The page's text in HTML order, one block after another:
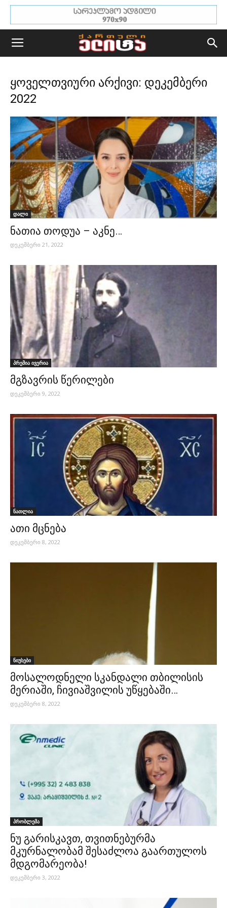
ყოველთვიური არქივი: დეკემბერი
2022
დალი
ნათია თოდუა – აკნე…
დეკემბერი 21, 2022
პრემია ივერია
მგზავრის წერილები
დეკემბერი 9, 2022
ნათლია
ათი მცნება
დეკემბერი 8, 2022
ნიუსები
მოსალოდნელი სკანდალი თბილისის
მერიაში, ჩივიაშვილის უწყებაში…
დეკემბერი 8, 2022
პრობლემა
ნუ გარისკავთ, თვითნებურმა
მკურნალობამ შესაძლოა გაართულოს
მდგომარეობა!
დეკემბერი 3, 2022